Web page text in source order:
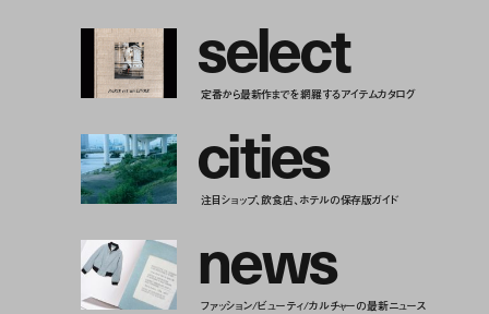
select
定番から最新作までを網羅するアイテムカタログ
cities
注目ショップ、飲食店、ホテルの保存版ガイド
news
ファッション/ビューティ/カルチャーの最新ニュース